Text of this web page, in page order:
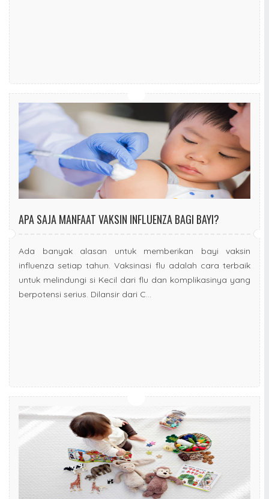
APA SAJA MANFAAT VAKSIN INFLUENZA BAGI BAYI?
Ada banyak alasan untuk memberikan bayi vaksin
influenza setiap tahun. Vaksinasi flu adalah cara terbaik
untuk melindungi si Kecil dari flu dan komplikasinya yang
berpotensi serius. Dilansir dari C...